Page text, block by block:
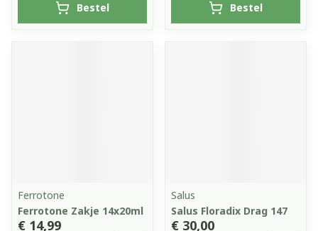
Bestel Bestel
Ferrotone
Ferrotone Zakje 14x20ml
€ 14,99
Salus
Salus Floradix Drag 147
€ 30,00